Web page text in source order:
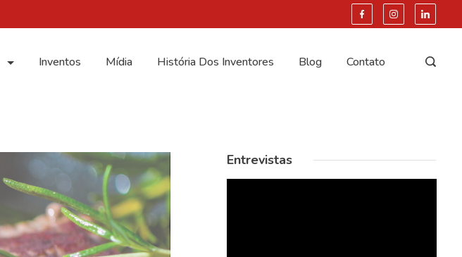
Inventos Mídia História Dos Inventores Blog Contato
Entrevistas